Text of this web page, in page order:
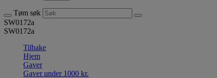
Tøm søk
SW0172a
SW0172a
Tilbake
Hjem
Gaver
Gaver under 1000 kr.